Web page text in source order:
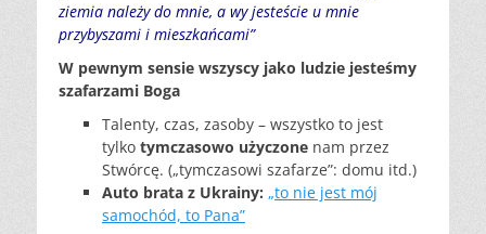
ziemia należy do mnie, a wy jesteście u mnie
przybyszami i mieszkańcami”
W pewnym sensie wszyscy jako ludzie jesteśmy
szafarzami Boga
Talenty, czas, zasoby – wszystko to jest
tylko tymczasowo użyczone nam przez
Stwórcę. („tymczasowi szafarze”: domu itd.)
Auto brata z Ukrainy: „to nie jest mój
samochód, to Pana”